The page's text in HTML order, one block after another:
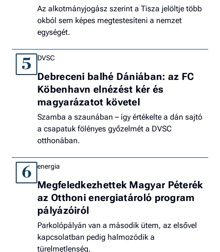
Az alkotmányjogász szerint a Tisza jelöltje több
okból sem képes megtestesíteni a nemzet
egységét.
5 DVSC
Debreceni balhé Dániában: az FC
Köbenhavn elnézést kér és
magyarázatot követel
Szamba a szaunában – így értékelte a dán sajtó
a csapatuk fölényes győzelmét a DVSC
otthonában.
6 energia
Megfeledkezhettek Magyar Péterék
az Otthoni energiatároló program
pályázóiról
Parkolópályán van a második ütem, az elsővel
kapcsolatban pedig halmozódik a
türelmetlenség.